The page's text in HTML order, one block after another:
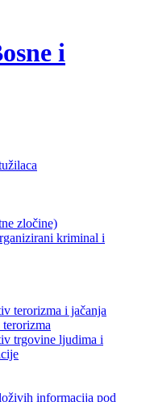
i
zločine)
kriminal i
terorizma i jačanja
trgovine ljudima i
informacija pod